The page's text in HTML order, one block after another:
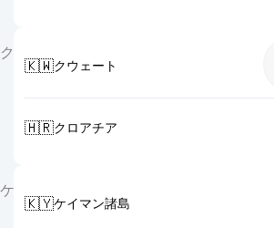
ク
🇰🇼クウェート
🇭🇷クロアチア
ケ
🇰🇾ケイマン諸島